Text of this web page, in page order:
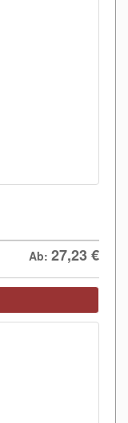
Ab: 27,23€